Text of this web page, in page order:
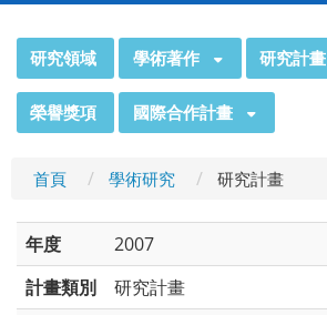
研究領域 學術著作 研究計畫
榮譽獎項 國際合作計畫
首頁 學術研究 研究計畫
年度
2007
計畫類別
研究計畫